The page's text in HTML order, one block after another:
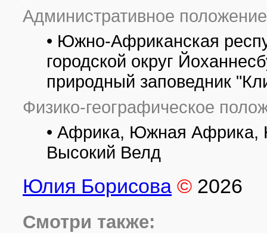
Административное
• Южно-Африканская
городской округ
природный заповедник
Физико-географическое
• Африка, Южная Африка,
Высокий Велд
Юлия Борисова © 2026
Смотри также: